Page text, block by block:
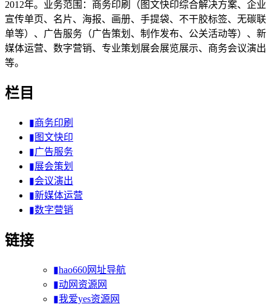
2012年。业务范围：商务印刷（图文快印综合解决方案、企业
宣传单页、名片、海报、画册、手提袋、不干胶标签、无碳联
单等）、广告服务（广告策划、制作发布、公关活动等）、新
媒体运营、数字营销、专业策划展会展览展示、商务会议演出
等。
栏目
▮商务印刷
▮图文快印
▮广告服务
▮展会策划
▮会议演出
▮新媒体运营
▮数字营销
链接
▮hao660网址导航
▮动网资源网
▮我爱yes资源网